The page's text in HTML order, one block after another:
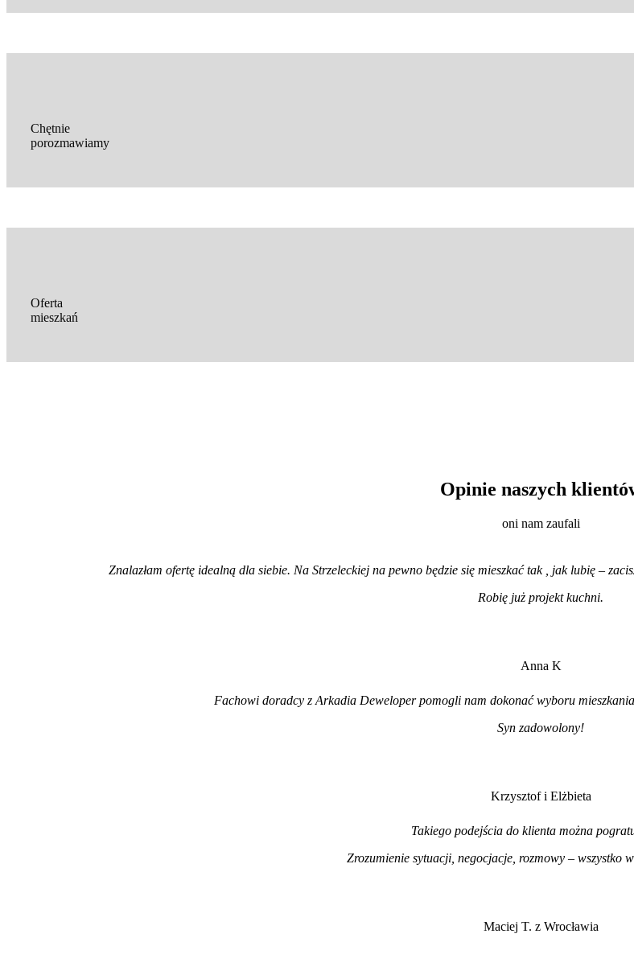
Chętnie
porozmawiamy
Oferta
mieszkań
Opinie naszych
oni nam zaufali
Znalazłam ofertę idealną dla siebie. Na Strzeleckiej na pewno będzie się mieszkać tak , jak lubię –
Robię już projekt kuchni.
Anna K
Fachowi doradcy z Arkadia Deweloper pomogli nam dokonać wyboru
Syn zadowolony!
Krzysztof i Elżbieta
Takiego podejścia do klienta można
Zrozumienie sytuacji, negocjacje, rozmowy – wszystko
Maciej T. z Wrocławia